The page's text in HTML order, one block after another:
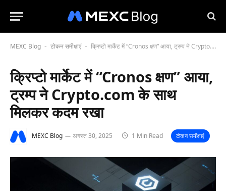
MEXC Blog - टोकन समीक्षाएं - क्रिप्टो मार्केट में “Cronos क्षण” आया, ट्रम्प ने Crypto.com के साथ मिलकर कदम रखा
क्रिप्टो मार्केट में “Cronos क्षण” आया,
ट्रम्प ने Crypto.com के साथ
मिलकर कदम रखा
MEXC Blog अगस्त 30, 2025 1 Min Read टोकन समीक्षाएं